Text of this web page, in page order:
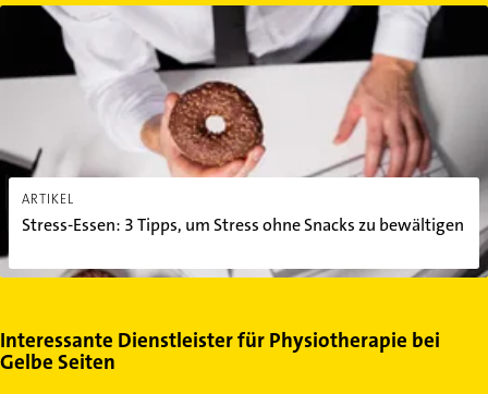
ARTIKEL
Stress-Essen: 3 Tipps, um Stress ohne Snacks zu bewältigen
Stress-Essen: 3 Tipps, um Stress ohne Snacks zu bewältigen
Interessante Dienstleister für Physiotherapie bei
Gelbe Seiten